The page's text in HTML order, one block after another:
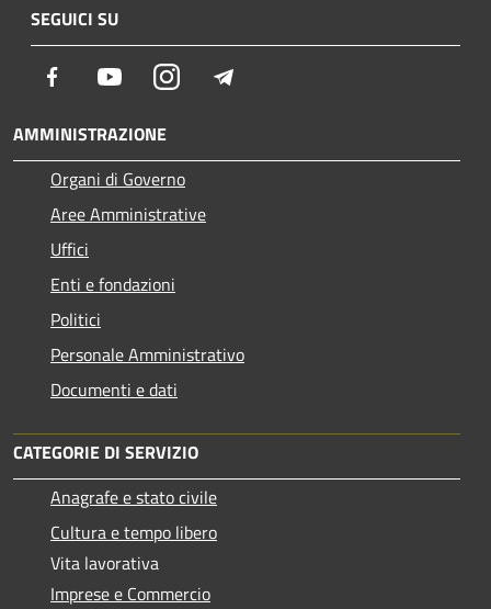
SEGUICI SU
Facebook YoutubeInstagram
AMMINISTRAZIONE
Organi di Governo
Aree Amministrative
Uffici
Enti e fondazioni
Politici
Personale Amministrativo
Documenti e dati
CATEGORIE DI SERVIZIO
Anagrafe e stato civile
Cultura e tempo libero
Vita lavorativa
Imprese e Commercio